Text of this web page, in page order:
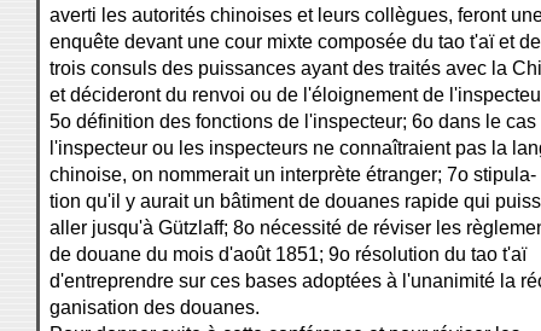
averti les autorités chinoises et leurs collègues, feront
enquête devant une cour mixte composée du tao t'aï et de
trois consuls des puissances ayant des traités avec la
et décideront du renvoi ou de l'éloignement de
5o définition des fonctions de l'inspecteur; 6o dans le cas
l'inspecteur ou les inspecteurs ne connaîtraient pas la
chinoise, on nommerait un interprète étranger; 7o stipula-
tion qu'il y aurait un bâtiment de douanes rapide qui
aller jusqu'à Gützlaff; 8o nécessité de réviser les
de douane du mois d'août 1851; 9o résolution du tao t'aï
d'entreprendre sur ces bases adoptées à l'unanimité la
ganisation des douanes.